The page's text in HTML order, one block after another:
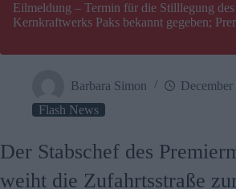
Eilmeldung – Termin für die Stilllegung des
Kernkraftwerks Paks bekannt gegeben;
Barbara Simon
December
Flash News
Der Stabschef des
weiht die Zufahrtsstraße